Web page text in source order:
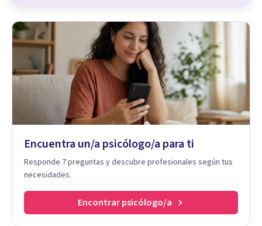
Encuentra un/a psicólogo/a para ti
Responde 7 preguntas y descubre profesionales según tus
necesidades.
Encontrar psicólogo/a